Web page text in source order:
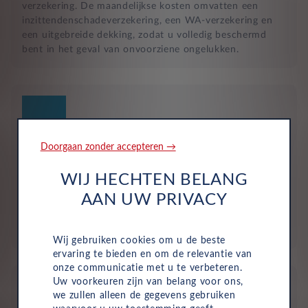
verzekering. De maandelijkse kosten omvatten een
inzittendenschadeverzekering, een WA-verzekering en
een uitgebreide dekking, zodat u volledig beschermd
bent in het geval van onvoorziene ongelukken.
Bij zakelijke lease is de leasemaatschappij eigenaar van
de auto en betaalt u een vast maandbedrag. Hierdoor
Doorgaan zonder accepteren →
WIJ HECHTEN BELANG
AAN UW PRIVACY
Wij gebruiken cookies om u de beste
ervaring te bieden en om de relevantie van
onze communicatie met u te verbeteren.
Uw voorkeuren zijn van belang voor ons,
we zullen alleen de gegevens gebruiken